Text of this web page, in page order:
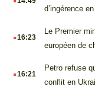
d’ingérence
.16:23
Le Premier
européen de
.16:21
Petro refuse
conflit en